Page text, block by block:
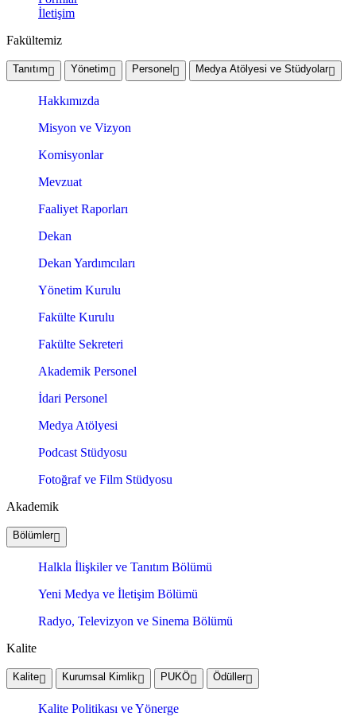
İletişim
Fakültemiz
Tanıtım Yönetim Personel Medya Atölyesi ve Stüdyolar
Hakkımızda
Misyon ve Vizyon
Komisyonlar
Mevzuat
Faaliyet Raporları
Dekan
Dekan Yardımcıları
Yönetim Kurulu
Fakülte Kurulu
Fakülte Sekreteri
Akademik Personel
İdari Personel
Medya Atölyesi
Podcast Stüdyosu
Fotoğraf ve Film Stüdyosu
Akademik
Bölümler
Halkla İlişkiler ve Tanıtım Bölümü
Yeni Medya ve İletişim Bölümü
Radyo, Televizyon ve Sinema Bölümü
Kalite
Kalite Kurumsal Kimlik PUKÖ Ödüller
Kalite Politikası ve Yönerge